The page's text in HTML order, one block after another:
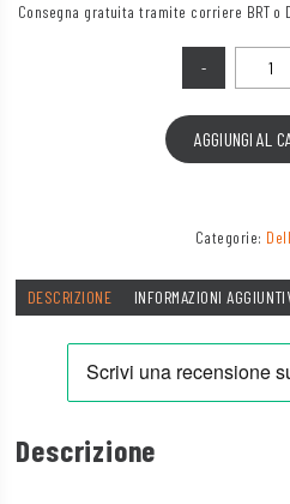
Consegna gratuita tramite corriere BRT o
AGGIUNGI AL
Categorie:
DESCRIZIONE INFORMAZIONI
Descrizione